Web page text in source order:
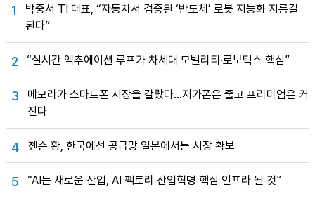
1
박중서 TI 대표, “자동차서 검증된 ‘반도체’ 로봇 지능화 지름길
된다”
2 “실시간 액추에이션 루프가 차세대 모빌리티·로보틱스 핵심”
3
메모리가 스마트폰 시장을 갈랐다…저가폰은 줄고 프리미엄은 커
진다
4 젠슨 황, 한국에선 공급망 일본에서는 시장 확보
5 “AI는 새로운 산업, AI 팩토리 산업혁명 핵심 인프라 될 것”